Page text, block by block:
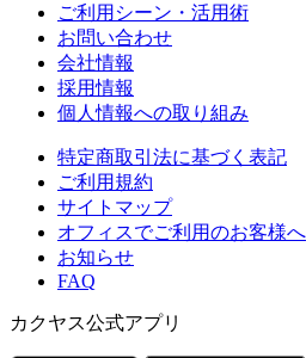
ご利用シーン・活用術
お問い合わせ
会社情報
採用情報
個人情報への取り組み
特定商取引法に基づく表記
ご利用規約
サイトマップ
オフィスでご利用のお客様へ
お知らせ
FAQ
カクヤス公式アプリ